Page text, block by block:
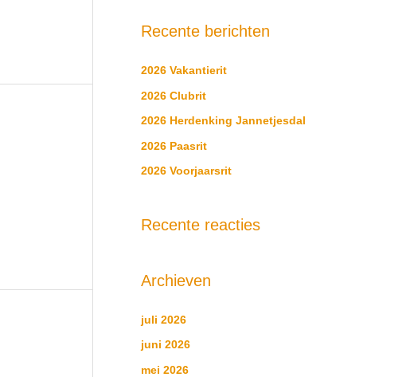
n
:
Recente berichten
2026 Vakantierit
2026 Clubrit
2026 Herdenking Jannetjesdal
2026 Paasrit
2026 Voorjaarsrit
Recente reacties
Archieven
juli 2026
juni 2026
mei 2026